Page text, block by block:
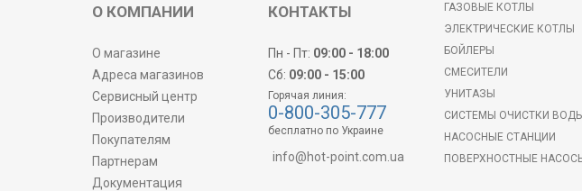
О КОМПАНИИ
О магазине
Адреса магазинов
Сервисный центр
Производители
Покупателям
Партнерам
Документация
КОНТАКТЫ
Пн - Пт: 09:00 - 18:00
Сб: 09:00 - 15:00
Горячая линия:
0-800-305-777
бесплатно по Украине
info@hot-point.com.ua
ГАЗОВЫЕ КОТЛЫ
ЭЛЕКТРИЧЕСКИЕ КОТЛЫ
БОЙЛЕРЫ
СМЕСИТЕЛИ
УНИТАЗЫ
СИСТЕМЫ ОЧИСТКИ ВОДЫ
НАСОСНЫЕ СТАНЦИИ
ПОВЕРХНОСТНЫЕ